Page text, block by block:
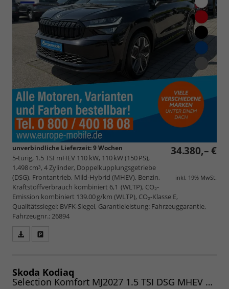
34.380,– €
inkl. 19% MwSt.
unverbindliche Lieferzeit:9 Wochen
5-türig, 1.5 TSI mHEV 110 kW, 110 kW (150 PS),
1.498 cm³, 4 Zylinder, Doppelkupplungsgetriebe
(DSG), Frontantrieb, Mild-Hybrid (MHEV), Benzin,
Kraftstoffverbrauch kombiniert 6,1 (WLTP), CO₂-
Emission kombiniert 139.00 g/km (WLTP), CO₂-Klasse E,
Qualitätssiegel: BVFK-Siegel, Garantieleistung: Fahrzeuggarantie,
Fahrzeugnr.: 26894
speichern/drucken
Skoda Kodiaq
Selection Komfort MJ2027 1.5 TSI DSG MHEV 150